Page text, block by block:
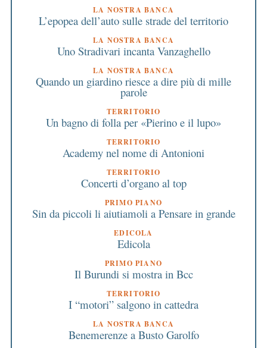
LA NOSTRA BANCA
L’epopea dell’auto sulle strade del territorio
LA NOSTRA BANCA
Uno Stradivari incanta Vanzaghello
LA NOSTRA BANCA
Quando un giardino riesce a dire più di mille
parole
TERRITORIO
Un bagno di folla per «Pierino e il lupo»
TERRITORIO
Academy nel nome di Antonioni
TERRITORIO
Concerti d’organo al top
PRIMO PIANO
Sin da piccoli li aiutiamoli a Pensare in grande
EDICOLA
Edicola
PRIMO PIANO
Il Burundi si mostra in Bcc
TERRITORIO
I “motori” salgono in cattedra
LA NOSTRA BANCA
Benemerenze a Busto Garolfo